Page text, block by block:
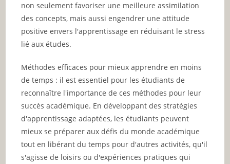
non seulement favoriser une meilleure assimilation
des concepts, mais aussi engendrer une attitude
positive envers l'apprentissage en réduisant le stress
lié aux études.
Méthodes efficaces pour mieux apprendre en moins
de temps : il est essentiel pour les étudiants de
reconnaître l'importance de ces méthodes pour leur
succès académique. En développant des stratégies
d'apprentissage adaptées, les étudiants peuvent
mieux se préparer aux défis du monde académique
tout en libérant du temps pour d'autres activités, qu'il
s'agisse de loisirs ou d'expériences pratiques qui